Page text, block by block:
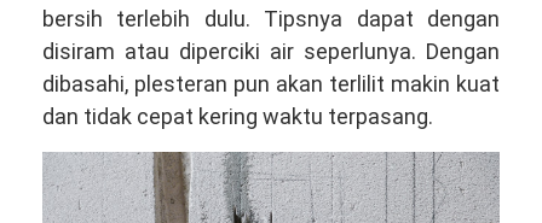
bersih terlebih dulu. Tipsnya dapat dengan
disiram atau diperciki air seperlunya. Dengan
dibasahi, plesteran pun akan terlilit makin kuat
dan tidak cepat kering waktu terpasang.